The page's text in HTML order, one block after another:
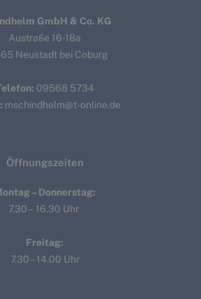
GmbH & Co. KG
Austraße 16-18a
Neustadt bei Coburg
09568 5734
mschindhelm@t-online.de
Öffnungszeiten
– Donnerstag:
7.30 – 16.30 Uhr
Freitag:
7.30 – 14.00 Uhr